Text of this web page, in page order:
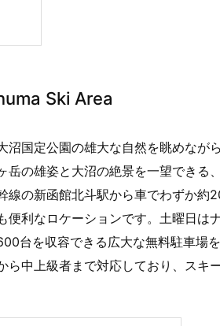
Ski Area
国定公園の雄大な自然を眺めなが
の雄姿と大沼の絶景を一望できる
の新函館北斗駅から車でわずか約
利なロケーションです。土曜日は
台を収容できる広大な無料駐車場
中上級者まで対応しており、スキ